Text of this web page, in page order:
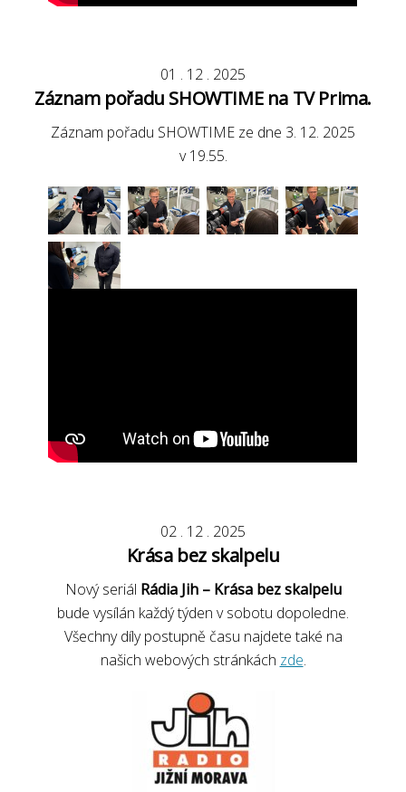
01 . 12 . 2025
Záznam pořadu SHOWTIME na TV Prima.
Záznam pořadu SHOWTIME ze dne 3. 12. 2025
v 19.55.
02 . 12 . 2025
Krása bez skalpelu
Nový seriál Rádia Jih – Krása bez skalpelu
bude vysílán každý týden v sobotu dopoledne.
Všechny díly postupně času najdete také na
našich webových stránkách zde.